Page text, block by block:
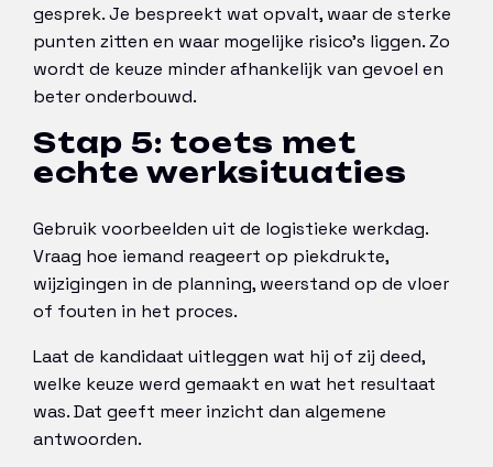
gesprek. Je bespreekt wat opvalt, waar de sterke
punten zitten en waar mogelijke risico’s liggen. Zo
wordt de keuze minder afhankelijk van gevoel en
beter onderbouwd.
Stap 5: toets met
echte werksituaties
Gebruik voorbeelden uit de logistieke werkdag.
Vraag hoe iemand reageert op piekdrukte,
wijzigingen in de planning, weerstand op de vloer
of fouten in het proces.
Laat de kandidaat uitleggen wat hij of zij deed,
welke keuze werd gemaakt en wat het resultaat
was. Dat geeft meer inzicht dan algemene
antwoorden.